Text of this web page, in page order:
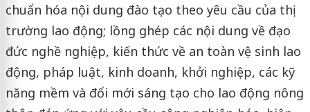
chuẩn hóa nội dung đào tạo theo yêu cầu của thị
trường lao động; lồng ghép các nội dung về đạo
đức nghề nghiệp, kiến thức về an toàn vệ sinh lao
động, pháp luật, kinh doanh, khởi nghiệp, các kỹ
năng mềm và đổi mới sáng tạo cho lao động nông